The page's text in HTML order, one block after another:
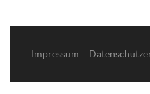
Impressum